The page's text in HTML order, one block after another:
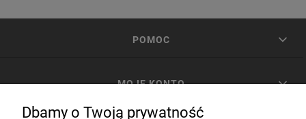
POMOC
MOJE KONTO
Dbamy o Twoją prywatność